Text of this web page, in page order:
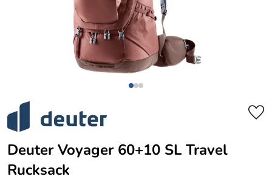
Deuter Voyager 60+10 SL Travel
Rucksack